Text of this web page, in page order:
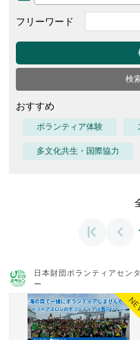
フリーワード
検
おすすめ
ボランティア体験
多文化共生・国際協力
日本財団ボランティアセンタ
ー